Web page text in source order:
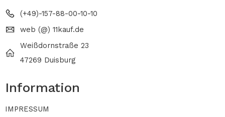
(+49)-157-88-00-10-10
web (@) 11kauf.de
Weißdornstraße 23
47269 Duisburg
Information
IMPRESSUM